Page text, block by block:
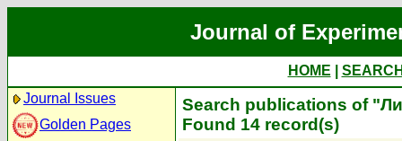
Journal of
HOME
Journal Issues
Golden Pages
Search publications of
Found 14 record(s)